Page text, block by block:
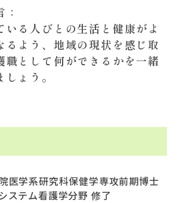
いる人びとの生活と健康がよ
るよう、地域の現状を感じ取
職として何ができるかを一緒
ょう。
医学系研究科保健学専攻前期博士
ステム看護学分野 修了